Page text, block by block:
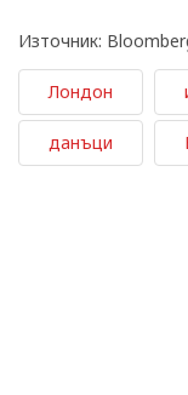
Източник:
Лондон
данъци